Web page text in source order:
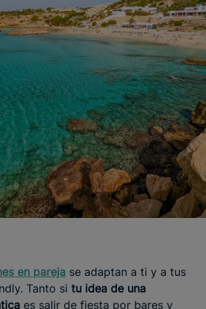
en pareja se adaptan a ti y a tus
Tanto si tu idea de una
es salir de fiesta por bares y